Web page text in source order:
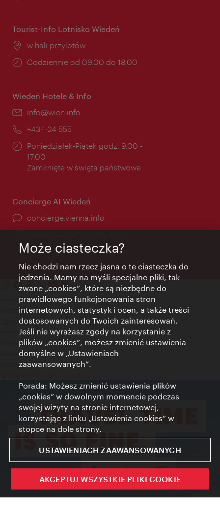
Tourist-Info Lotnisko Wiedeń
Miejsce:
w hali przylotów
Godziny
Codziennie od 09.00 do 18.00
Wiedeń Hotele & Info
E-
info@wien.info
Telefon:
+43-1-24 555
Godziny
otwarcia:
Poniedziałek-Piątek godz. 9.00 -
17.00
Zamknięte w święta państwowe
Concierge AI Wiedeń
concierge.vienna.info
Kontakt
Credits
Zgoda na przetwarzanie danych osobowych
Terms of Use
Dostępność
Kontakt prasowy
Ustawienia cookies
Może ciasteczka?
Nie chodzi nam rzecz jasna o te ciasteczka do
jedzenia. Mamy na myśli specjalne pliki, tak
zwane „cookies”, które są niezbędne do
prawidłowego funkcjonowania stron
internetowych, statystyk i ocen, a także treści
dostosowanych do Twoich zainteresowań.
Jeśli nie wyrażasz zgody na korzystanie z
plików „cookies”, możesz zmienić ustawienia
domyślne w „Ustawieniach
zaawansowanych”.
Porada: Możesz zmienić ustawienia plików
„cookies” w dowolnym momencie podczas
swojej wizyty na stronie internetowej,
korzystając z linku „Ustawienia cookies” w
stopce na dole strony.
USTAWIENIACH ZAAWANSOWANYCH
AKCEPTUJ WSZYSTKIE PLIKI COOKIE